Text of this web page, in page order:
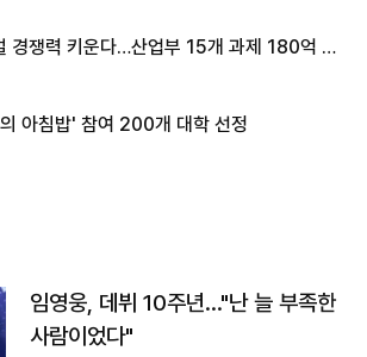
경쟁력 키운다…산업부 15개 과제 180억 지
아침밥' 참여 200개 대학 선정
임영웅, 데뷔 10주년…"난 늘 부족한
사람이었다"